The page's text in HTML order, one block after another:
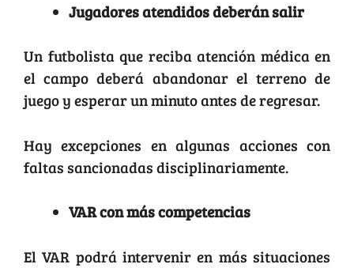
Jugadores atendidos deberán salir
Un futbolista que reciba atención médica en
el campo deberá abandonar el terreno de
juego y esperar un minuto antes de regresar.
Hay excepciones en algunas acciones con
faltas sancionadas disciplinariamente.
VAR con más competencias
El VAR podrá intervenir en más situaciones